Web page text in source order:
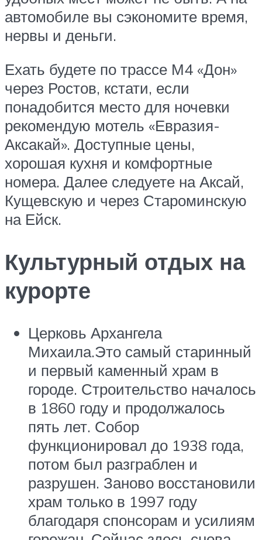
автомобиле вы сэкономите время,
нервы и деньги.
Ехать будете по трассе М4 «Дон»
через Ростов, кстати, если
понадобится место для ночевки
рекомендую мотель «Евразия-
Аксакай». Доступные цены,
хорошая кухня и комфортные
номера. Далее следуете на Аксай,
Кущевскую и через Староминскую
на Ейск.
Культурный отдых на
курорте
Церковь Архангела
Михаила.Это самый старинный
и первый каменный храм в
городе. Строительство началось
в 1860 году и продолжалось
пять лет. Собор
функционировал до 1938 года,
потом был разграблен и
разрушен. Заново восстановили
храм только в 1997 году
благодаря спонсорам и усилиям